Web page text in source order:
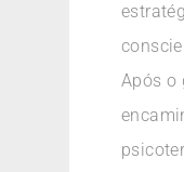
Após o